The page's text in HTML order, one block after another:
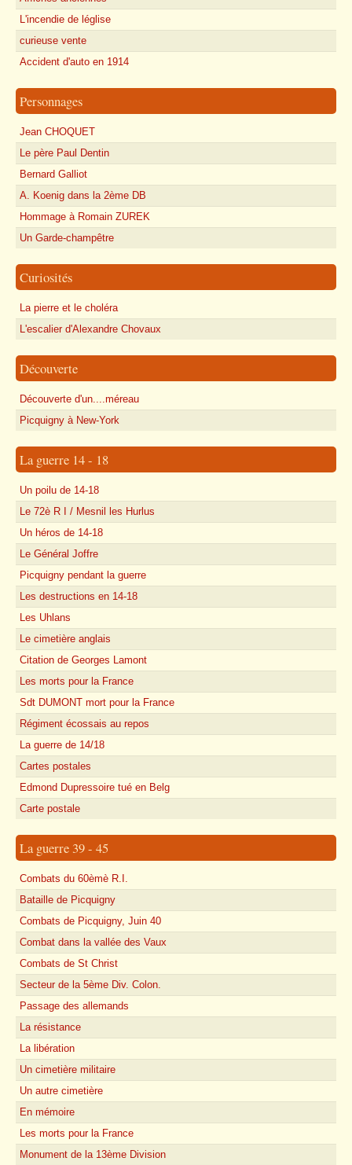
L'incendie de léglise
curieuse vente
Accident d'auto en 1914
Personnages
Jean CHOQUET
Le père Paul Dentin
Bernard Galliot
A. Koenig dans la 2ème DB
Hommage à Romain ZUREK
Un Garde-champêtre
Curiosités
La pierre et le choléra
L'escalier d'Alexandre Chovaux
Découverte
Découverte d'un....méreau
Picquigny à New-York
La guerre 14 - 18
Un poilu de 14-18
Le 72è R I / Mesnil les Hurlus
Un héros de 14-18
Le Général Joffre
Picquigny pendant la guerre
Les destructions en 14-18
Les Uhlans
Le cimetière anglais
Citation de Georges Lamont
Les morts pour la France
Sdt DUMONT mort pour la France
Régiment écossais au repos
La guerre de 14/18
Cartes postales
Edmond Dupressoire tué en Belg
Carte postale
La guerre 39 - 45
Combats du 60èmè R.I.
Bataille de Picquigny
Combats de Picquigny, Juin 40
Combat dans la vallée des Vaux
Combats de St Christ
Secteur de la 5ème Div. Colon.
Passage des allemands
La résistance
La libération
Un cimetière militaire
Un autre cimetière
En mémoire
Les morts pour la France
Monument de la 13ème Division